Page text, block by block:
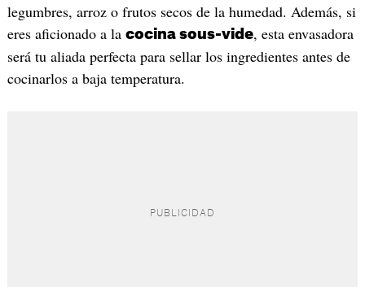
legumbres, arroz o frutos secos de la humedad. Además, si
eres aficionado a la cocina sous-vide, esta envasadora
será tu aliada perfecta para sellar los ingredientes antes de
cocinarlos a baja temperatura.